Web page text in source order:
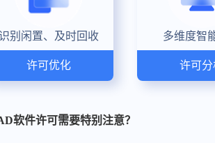
别闲置、及时回收
许可优化
多维度智
许可分
软件许可需要特别注意？